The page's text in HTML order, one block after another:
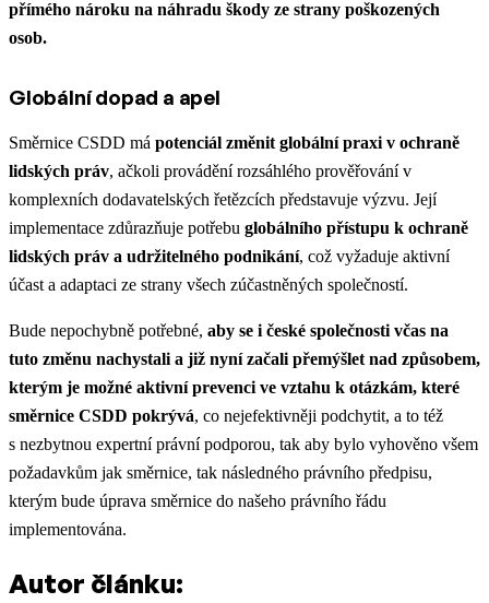
přímého nároku na náhradu škody ze strany poškozených
osob.
Globální dopad a apel
Směrnice CSDD má potenciál změnit globální praxi v ochraně
lidských práv, ačkoli provádění rozsáhlého prověřování v
komplexních dodavatelských řetězcích představuje výzvu. Její
implementace zdůrazňuje potřebu globálního přístupu k ochraně
lidských práv a udržitelného podnikání, což vyžaduje aktivní
účast a adaptaci ze strany všech zúčastněných společností.
Bude nepochybně potřebné, aby se i české společnosti včas na
tuto změnu nachystali a již nyní začali přemýšlet nad způsobem,
kterým je možné aktivní prevenci ve vztahu k otázkám, které
směrnice CSDD pokrývá, co nejefektivněji podchytit, a to též
s nezbytnou expertní právní podporou, tak aby bylo vyhověno všem
požadavkům jak směrnice, tak následného právního předpisu,
kterým bude úprava směrnice do našeho právního řádu
implementována.
Autor článku: